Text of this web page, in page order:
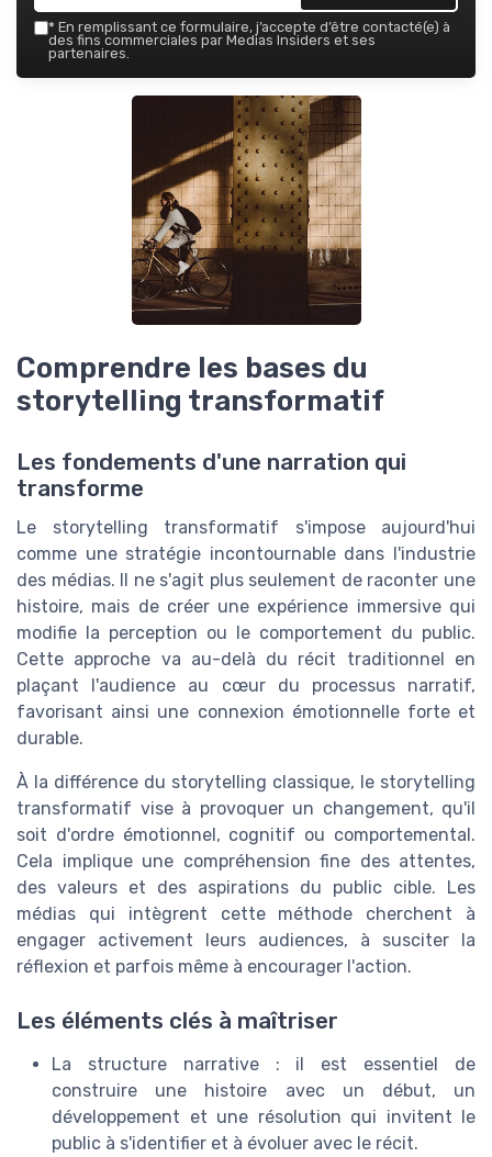
* En remplissant ce formulaire, j’accepte d’être contacté(e) à
des fins commerciales par Medias Insiders et ses
partenaires.
Comprendre les bases du
storytelling transformatif
Les fondements d'une narration qui
transforme
Le storytelling transformatif s'impose aujourd'hui
comme une stratégie incontournable dans l'industrie
des médias. Il ne s'agit plus seulement de raconter une
histoire, mais de créer une expérience immersive qui
modifie la perception ou le comportement du public.
Cette approche va au-delà du récit traditionnel en
plaçant l'audience au cœur du processus narratif,
favorisant ainsi une connexion émotionnelle forte et
durable.
À la différence du storytelling classique, le storytelling
transformatif vise à provoquer un changement, qu'il
soit d'ordre émotionnel, cognitif ou comportemental.
Cela implique une compréhension fine des attentes,
des valeurs et des aspirations du public cible. Les
médias qui intègrent cette méthode cherchent à
engager activement leurs audiences, à susciter la
réflexion et parfois même à encourager l'action.
Les éléments clés à maîtriser
La structure narrative : il est essentiel de
construire une histoire avec un début, un
développement et une résolution qui invitent le
public à s'identifier et à évoluer avec le récit.